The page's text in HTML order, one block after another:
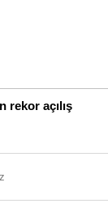
rekor açılış